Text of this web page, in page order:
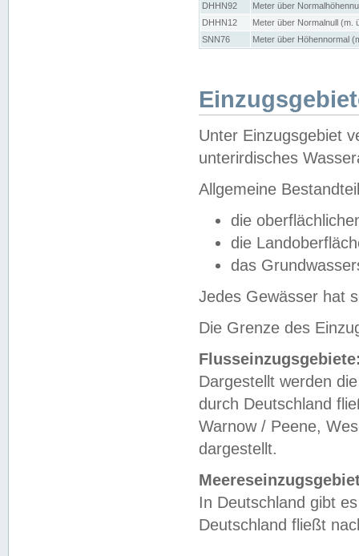
DHHN92
Meter über
DHHN12
Meter über Normalnull (m.
SNN76
Meter über Höhennormal
Unter Einzugsgebiet
unterirdisches
Allgemeine
die
die
das
Jedes Gewässer hat
Die Grenze des
Dargestellt werden
durch Deutschland
Warnow / Peene,
dargestellt.
In Deutschland gibt
Deutschland fließt